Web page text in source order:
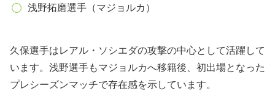
浅野拓磨選手（マジョルカ）
久保選手はレアル・ソシエダの攻撃の中心として活躍して
います。浅野選手もマジョルカへ移籍後、初出場となった
プレシーズンマッチで存在感を示しています。